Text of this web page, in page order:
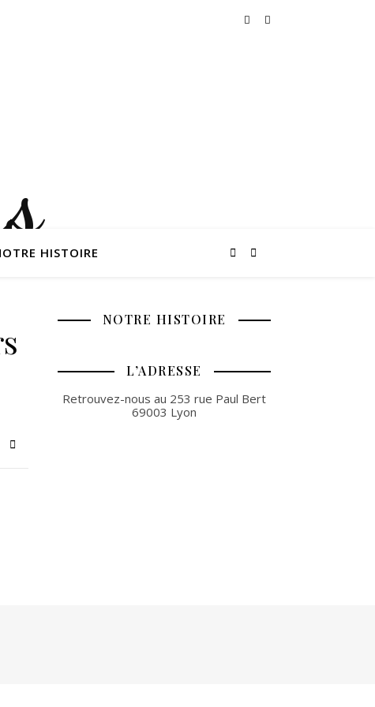
HISTOIRE
NOTRE HISTOIRE
L’ADRESSE
Retrouvez-nous au 253 rue Paul Bert
69003 Lyon